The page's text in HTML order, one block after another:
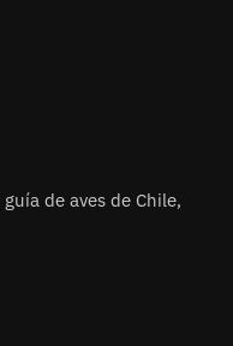
de aves de Chile,